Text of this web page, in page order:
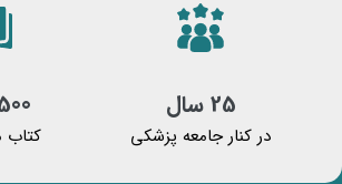
25 سال
در کنار جامعه پزشکی کتاب